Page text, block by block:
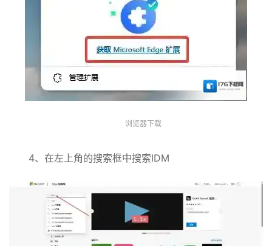
浏览器下载
4、在左上角的搜索框中搜索IDM